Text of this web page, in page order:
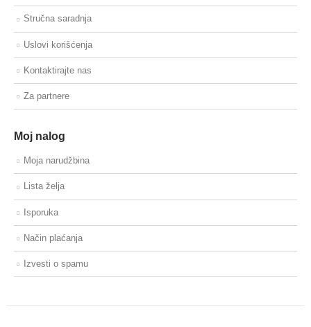
Stručna saradnja
Uslovi korišćenja
Kontaktirajte nas
Za partnere
Moj nalog
Moja narudžbina
Lista želja
Isporuka
Način plaćanja
Izvesti o spamu